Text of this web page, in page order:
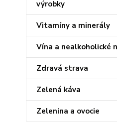
výrobky
Vitamíny a minerály
Vína a nealkoholické
Zdravá strava
Zelená káva
Zelenina a ovocie